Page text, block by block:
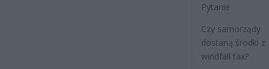
Pytanie
Czy samorządy
dostaną środki z
windfall tax?